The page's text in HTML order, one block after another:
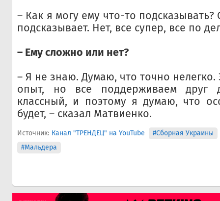
– Как я могу ему что-то подсказывать?
подсказывает. Нет, все супер, все по
– Ему сложно или нет?
– Я не знаю. Думаю, что точно
опыт, но все поддерживаем друг
классный, и поэтому я думаю, что
будет, – сказал Матвиенко.
Источник: Канал "ТРЕНДЕЦ" на YouTube
#Сборная Украины
#Мальдера